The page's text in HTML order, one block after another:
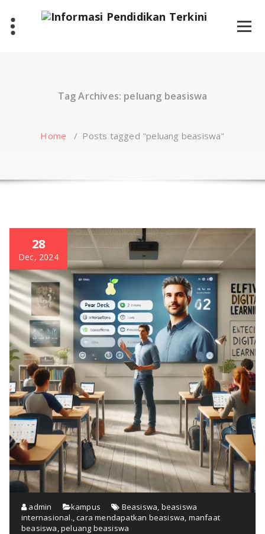
content
Tag Archives: peluang beasiswa
Home / Posts tagged "peluang beasiswa"
28
Dec, 2024
admin kampus Beasiswa, beasiswa
internasional.,cara mendapatkan beasiswa, manfaat
beasiswa,peluang beasiswa